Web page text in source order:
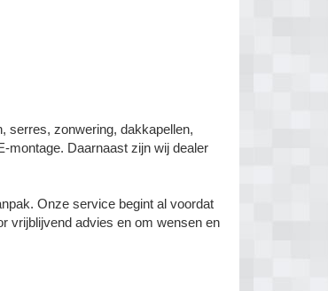
serres, zonwering, dakkapellen,
montage. Daarnaast zijn wij dealer
Onze service begint al voordat
vrijblijvend advies en om wensen en